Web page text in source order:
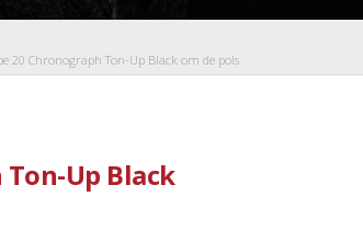
20 Chronograph Ton-Up Black om de pols
Up Black